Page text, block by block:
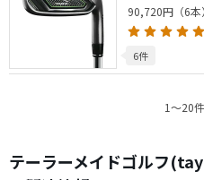
90,720円（6本
6件
1〜20
テーラーメイドゴルフ